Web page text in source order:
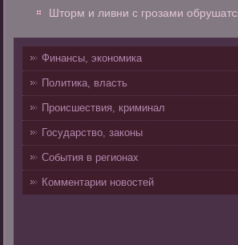
Шторм и ливни с грозами
Финансы, экономика
Политика, власть
Происшествия, криминал
Государство, законы
События в регионах
Комментарии новостей